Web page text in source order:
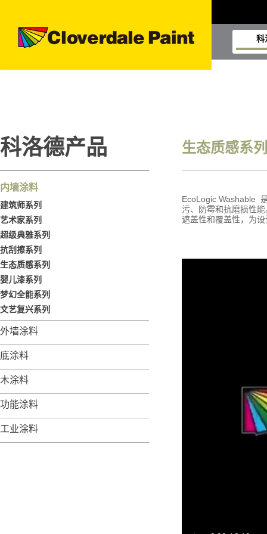
科
生态质感系列
EcoLogic Washable
污、防霉和抗磨损性
遮盖性和覆盖性，为
科洛德产品
内墙涂料
建筑师系列
艺术家系列
超级典雅系列
抗刮擦系列
生态质感系列
婴儿漆系列
梦幻全能系列
文艺复兴系列
外墙涂料
底涂料
木涂料
功能涂料
工业涂料